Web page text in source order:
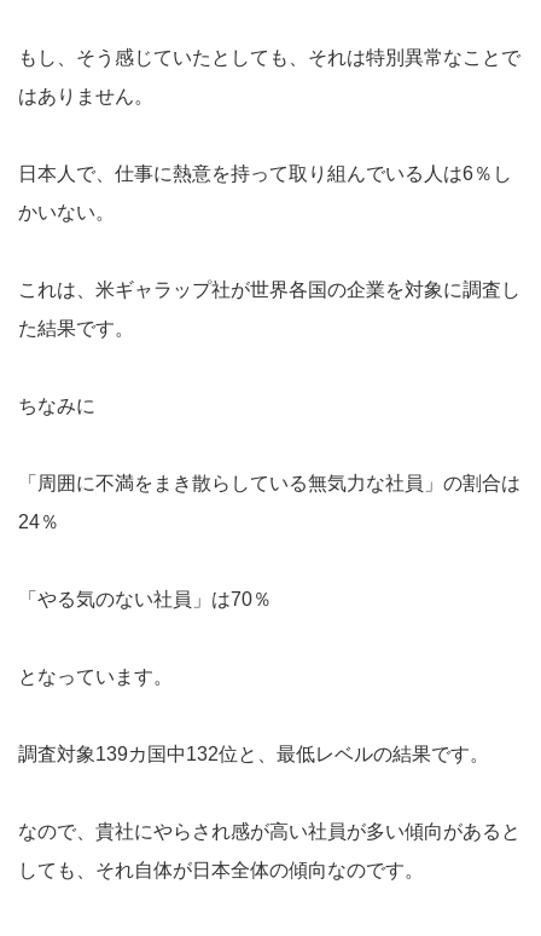
もし、そう感じていたとしても、それは特別異常なことで
はありません。
日本人で、仕事に熱意を持って取り組んでいる人は6％し
かいない。
これは、米ギャラップ社が世界各国の企業を対象に調査し
た結果です。
ちなみに
「周囲に不満をまき散らしている無気力な社員」の割合は
24％
「やる気のない社員」は70％
となっています。
調査対象139カ国中132位と、最低レベルの結果です。
なので、貴社にやらされ感が高い社員が多い傾向があると
しても、それ自体が日本全体の傾向なのです。